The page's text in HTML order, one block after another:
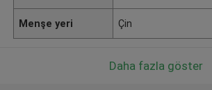
Menşe yeri Çin
Daha fazla göster